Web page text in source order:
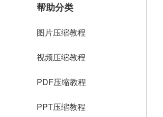
帮助分类
图片压缩教程
视频压缩教程
PDF压缩教程
PPT压缩教程